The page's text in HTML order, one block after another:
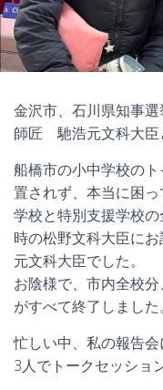
金沢市、石川県知事選
師匠 馳浩元文科大臣
船橋市の小中学校の
置されず、本当に困
学校と特別支援学校
時の松野文科大臣に
元文科大臣でした。
お陰様で、市内全校
がすべて終了しました。
忙しい中、私の報告
3人でトークセッショ